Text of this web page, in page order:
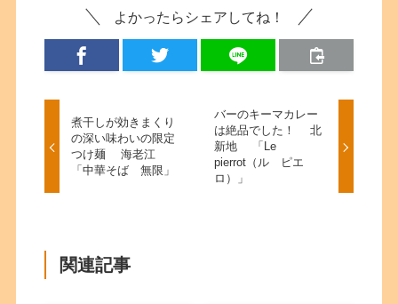
よかったらシェアしてね！
煮干しが効きまくり
の深い味わいの限定
つけ麺 海老江
「中華そば 無限」
バーのキーマカレー
は絶品でした！ 北
新地 「Le
pierrot（ル ピエ
ロ）」
関連記事